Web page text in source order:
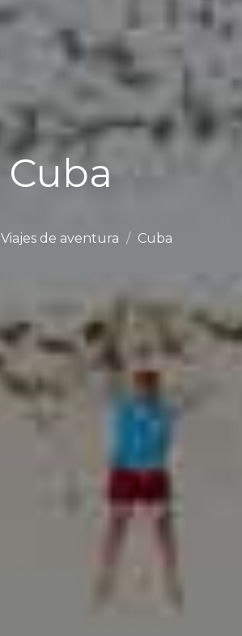
Cuba
Viajes de aventura Cuba